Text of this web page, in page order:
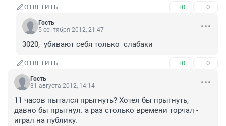
ОТВЕТИТЬ +0 –0
Гость
5 сентября 2012, 21:47
3020,  убивают себя только  слабаки
ОТВЕТИТЬ +0 –0
Гость
31 августа 2012, 14:14
11 часов пытался прыгнуть? Хотел бы прыгнуть,
давно бы прыгнул. а раз столько времени торчал -
играл на публику.